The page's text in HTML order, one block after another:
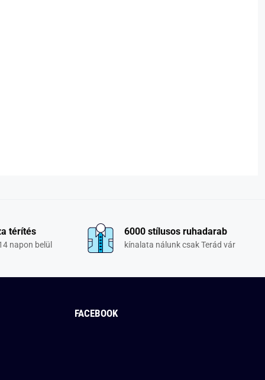
térítés
napon belül
6000 stílusos ruhadarab
kínalata nálunk csak Terád vár
FACEBOOK